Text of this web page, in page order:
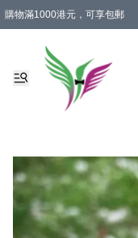
購物滿1000港元，可享包郵